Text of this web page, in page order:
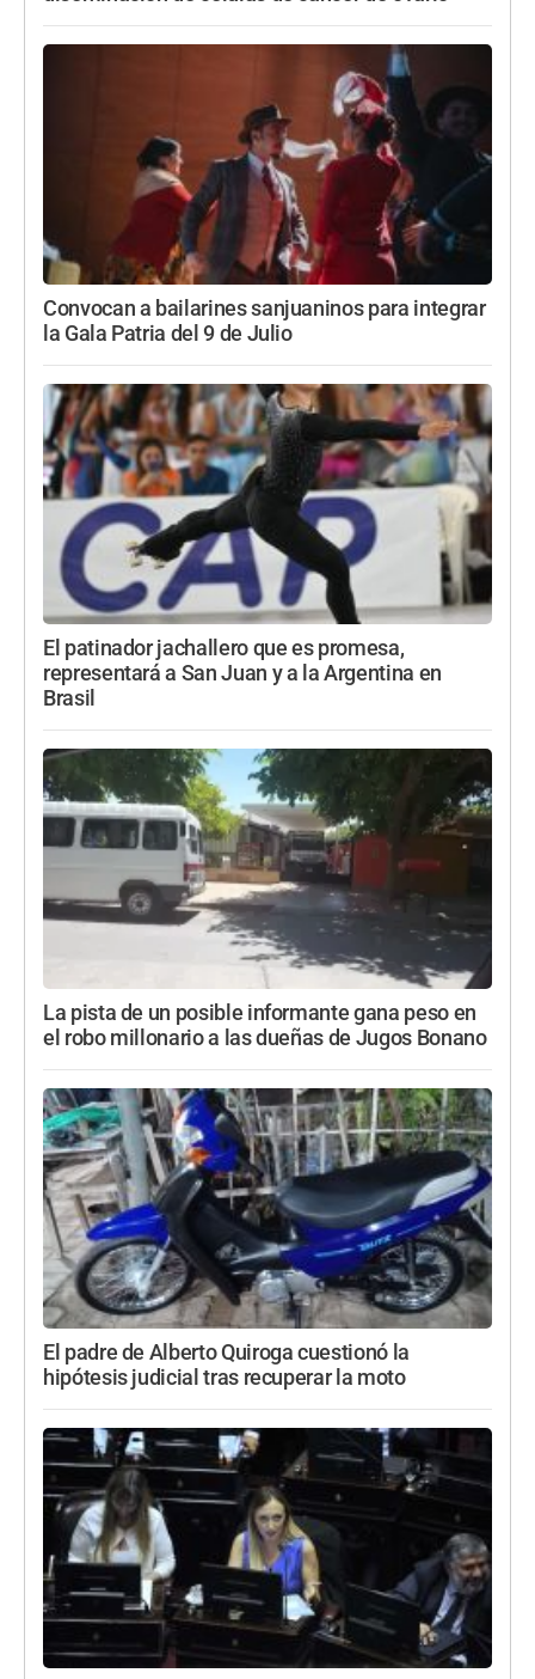
Convocan a bailarines sanjuaninos para integrar
la Gala Patria del 9 de Julio
El patinador jachallero que es promesa,
representará a San Juan y a la Argentina en
Brasil
La pista de un posible informante gana peso en
el robo millonario a las dueñas de Jugos Bonano
El padre de Alberto Quiroga cuestionó la
hipótesis judicial tras recuperar la moto